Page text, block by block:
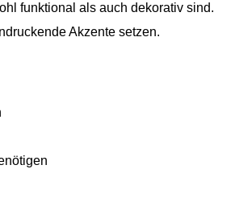
funktional als auch dekorativ sind.
Akzente setzen.